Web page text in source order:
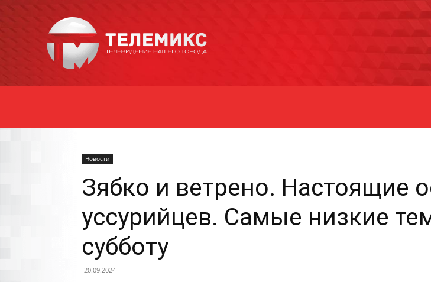
Уссурийска
Новости
Зябко и ветрено. Настоящие
уссурийцев. Самые низкие
субботу
20.09.2024